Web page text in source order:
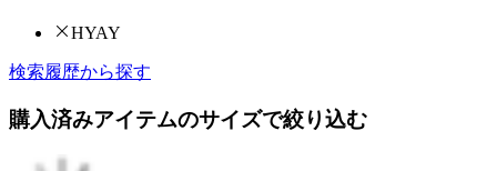
HYAY
検索履歴から探す
購入済みアイテムのサイズで絞り込む